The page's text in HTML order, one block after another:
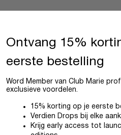
Ontvang 15%
eerste bestelling
Word Member van Club Marie
exclusieve voordelen.
15% korting op je eerste
Verdien Drops bij elke
Krijg early access tot